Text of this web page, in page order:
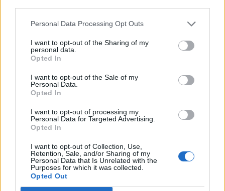
Personal Data Processing Opt Outs
I want to opt-out of the Sharing of my
personal data.
Opted In
I want to opt-out of the Sale of my
Personal Data.
Opted In
I want to opt-out of processing my
Personal Data for Targeted Advertising.
Opted In
I want to opt-out of Collection, Use,
Retention, Sale, and/or Sharing of my
Personal Data that Is Unrelated with the
Purposes for which it was collected.
Opted Out
χαρακτηριστικά. Υπογράμμισε πως, με δεδομένη
την απόφαση δικαίωσης του εργολάβου από το
οριστική διακοπή της εργολαβίας, η αποζημίωση
του εργολάβου και η άμεση επικαιροποίηση της
μελέτης ώστε να προκηρυχθεί νέο έργο εντός του
έτους.
Η επικεφαλής της Λαϊκής Συσπείρωσης, Νίκη
Τσιριγώτη, εξέφρασε τη συμφωνία της με τη
διάλυση της εργολαβίας, τονίζοντας ότι το
υφιστάμενο νομοθετικό πλαίσιο δίνει μεγάλα
περιθώρια αποζημιώσεων στους εργολάβους, αλλά
η ολοκλήρωση του έργου με άλλον ανάδοχο είναι
προτιμότερη για το συμφέρον της πόλης.